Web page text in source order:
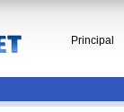
Principal